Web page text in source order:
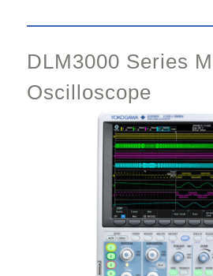
DLM3000 Series
Oscilloscope